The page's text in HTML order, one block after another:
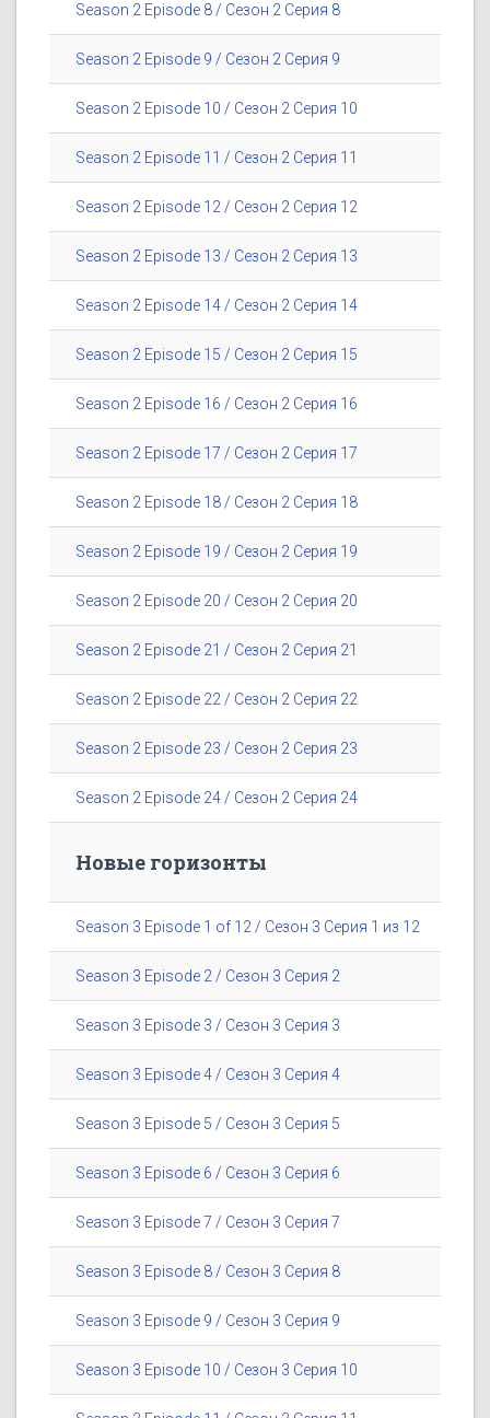
Season 2 Episode 8 / Сезон 2 Серия 8
Season 2 Episode 9 / Сезон 2 Серия 9
Season 2 Episode 10 / Сезон 2 Серия 10
Season 2 Episode 11 / Сезон 2 Серия 11
Season 2 Episode 12 / Сезон 2 Серия 12
Season 2 Episode 13 / Сезон 2 Серия 13
Season 2 Episode 14 / Сезон 2 Серия 14
Season 2 Episode 15 / Сезон 2 Серия 15
Season 2 Episode 16 / Сезон 2 Серия 16
Season 2 Episode 17 / Сезон 2 Серия 17
Season 2 Episode 18 / Сезон 2 Серия 18
Season 2 Episode 19 / Сезон 2 Серия 19
Season 2 Episode 20 / Сезон 2 Серия 20
Season 2 Episode 21 / Сезон 2 Серия 21
Season 2 Episode 22 / Сезон 2 Серия 22
Season 2 Episode 23 / Сезон 2 Серия 23
Season 2 Episode 24 / Сезон 2 Серия 24
Новые горизонты
Season 3 Episode 1 of 12 / Сезон 3 Серия 1 из 12
Season 3 Episode 2 / Сезон 3 Серия 2
Season 3 Episode 3 / Сезон 3 Серия 3
Season 3 Episode 4 / Сезон 3 Серия 4
Season 3 Episode 5 / Сезон 3 Серия 5
Season 3 Episode 6 / Сезон 3 Серия 6
Season 3 Episode 7 / Сезон 3 Серия 7
Season 3 Episode 8 / Сезон 3 Серия 8
Season 3 Episode 9 / Сезон 3 Серия 9
Season 3 Episode 10 / Сезон 3 Серия 10